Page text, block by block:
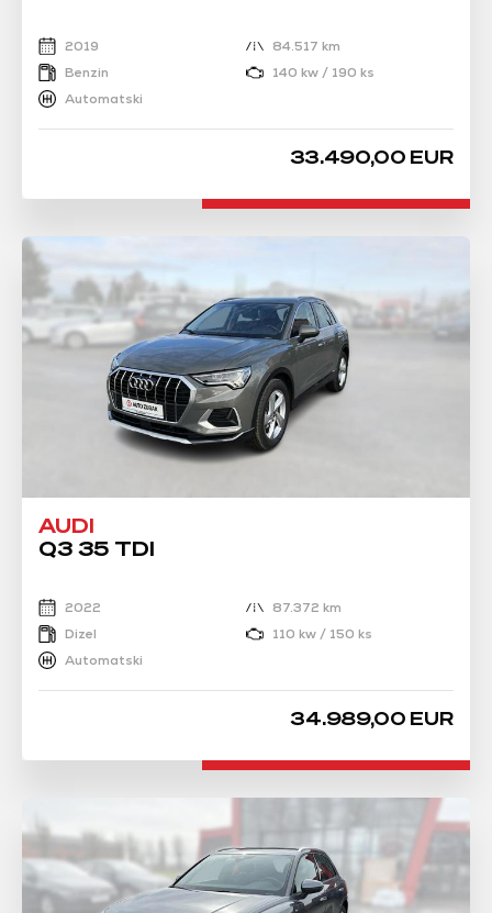
2019
84.517 km
Benzin
140 kw / 190 ks
Automatski
33.490,00 EUR
AUDI
Q3 35 TDI
2022
87.372 km
Dizel
110 kw / 150 ks
Automatski
34.989,00 EUR